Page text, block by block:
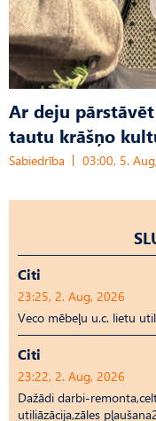
Ar deju
tautu krāšņo
Sabiedrība 03:00, 5.
Citi
23:25, 2. Aug, 2026
Veco mēbeļu u.c. lietu
Citi
23:22, 2. Aug, 2026
Dažādi darbi-
utiliāzācija,zāles